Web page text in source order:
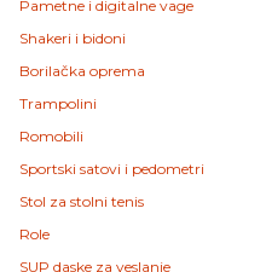
Pametne i digitalne vage
Shakeri i bidoni
Borilačka oprema
Trampolini
Romobili
Sportski satovi i pedometri
Stol za stolni tenis
Role
SUP daske za veslanje